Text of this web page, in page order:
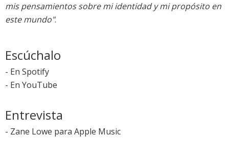
mis pensamientos sobre mi identidad y mi propósito en
este mundo".
Escúchalo
- En Spotify
- En YouTube
Entrevista
- Zane Lowe para Apple Music